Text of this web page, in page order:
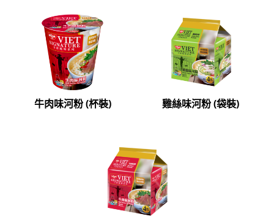
牛肉味河粉 (杯裝) 雞絲味河粉 (袋裝)